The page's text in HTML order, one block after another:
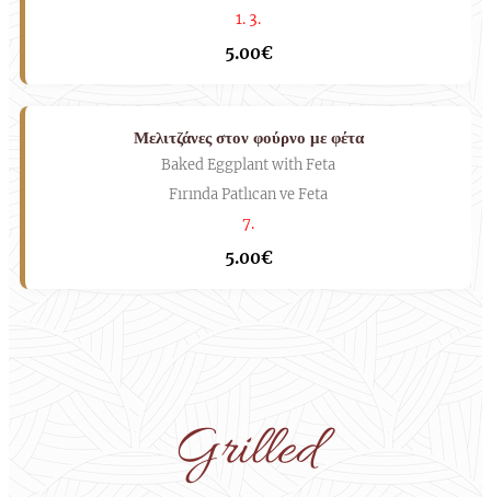
1. 3.
5.00€
Μελιτζάνες στον φούρνο με φέτα
Baked Eggplant with Feta
Fırında Patlıcan ve Feta
7.
5.00€
Grilled